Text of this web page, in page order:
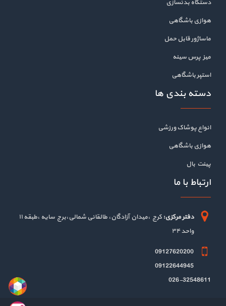
دستگاه بدنسازی
هوازی باشگاهی
ماساژور قابل حمل
میز پرس سینه
استپر باشگاهی
دسته بندی ها
انواع پوشاک ورزشی
هوازی باشگاهی
پینت بال
ارتباط با ما
دفتر مرکزی:
کرج ،میدان آزادگان، طالقانی شمالی،برج سایه ،طبقه ۱۱
واحد ۳۴
09127620200
09122644945
026-32548611